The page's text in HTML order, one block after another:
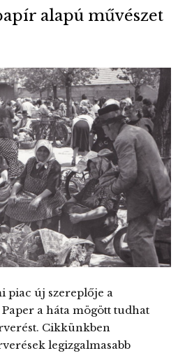
alapú művészet
piac új szereplője a
a háta mögött tudhat
Cikkünkben
legizgalmasabb